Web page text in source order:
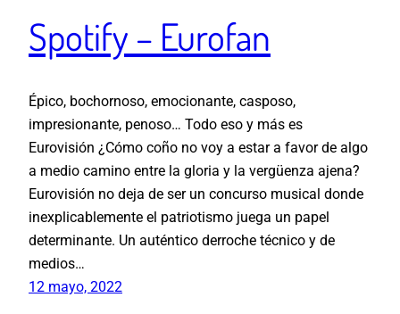
Spotify – Eurofan
Épico, bochornoso, emocionante, casposo,
impresionante, penoso… Todo eso y más es
Eurovisión ¿Cómo coño no voy a estar a favor de algo
a medio camino entre la gloria y la vergüenza ajena?
Eurovisión no deja de ser un concurso musical donde
inexplicablemente el patriotismo juega un papel
determinante. Un auténtico derroche técnico y de
medios…
12 mayo, 2022